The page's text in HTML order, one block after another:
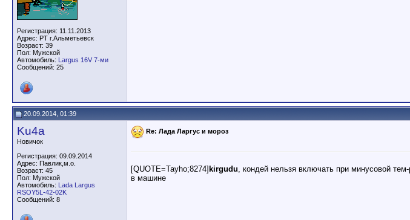
Регистрация: 11.11.2013
Адрес: РТ г.Альметьевск
Возраст: 39
Пол: Мужской
Автомобиль: Largus 16V 7-ми
Сообщений: 25
20.09.2014, 01:39
Ku4a
Новичок
Регистрация: 09.09.2014
Адрес: Павлик,м.о.
Возраст: 45
Пол: Мужской
Автомобиль: Lada Largus
RSOY5L-42-02K
Сообщений: 8
Re: Лада Ларгус и мороз
[QUOTE=Tayho;8274] kirgudu, кондей нельзя включать при минусовой
в машине